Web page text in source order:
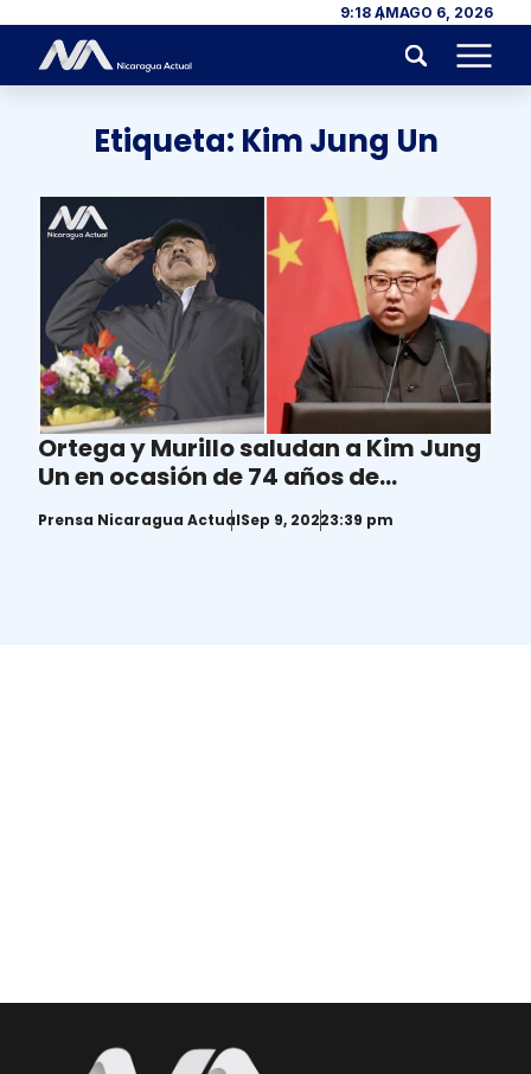
Skip to content 9:18 AMAGO 6, 2026
Menu
Etiqueta: Kim Jung Un
Ortega y Murillo saludan a Kim Jung
Un en ocasión de 74 años de
dictadura en Corea del Norte
Prensa Nicaragua ActualSep 9, 20223:39 pm